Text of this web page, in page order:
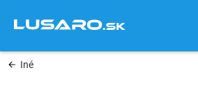
obsah
Iné